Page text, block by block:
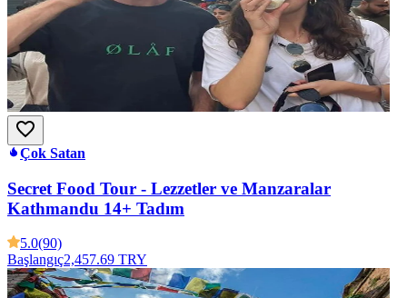
Çok Satan
Secret Food Tour - Lezzetler ve Manzaralar
Kathmandu 14+ Tadım
5.0(90)
Başlangıç2,457.69 TRY